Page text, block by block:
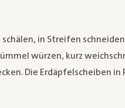
in Streifen
würzen, kurz
Die Erdäpfelscheiben